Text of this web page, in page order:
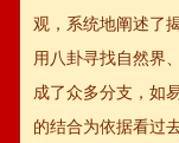
观，系统地阐述了
用八卦寻找自然界
成了众多分支，如
的结合为依据看过